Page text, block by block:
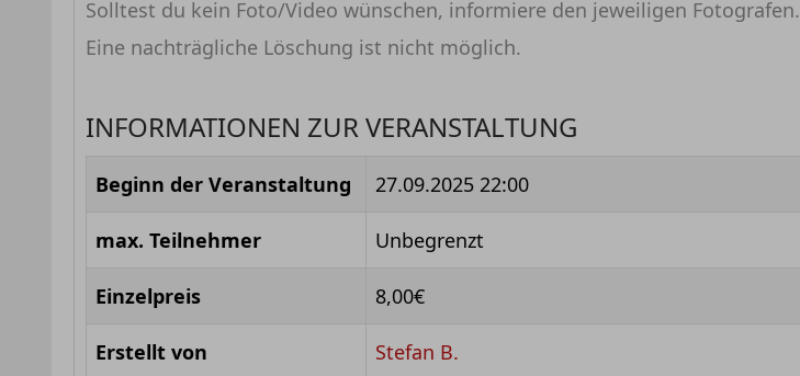
Solltest du kein Foto/Video wünschen, informiere den jeweiligen Fotografen.
Eine nachträgliche Löschung ist nicht möglich.
INFORMATIONEN ZUR VERANSTALTUNG
Beginn der Veranstaltung 27.09.2025 22:00
max. Teilnehmer Unbegrenzt
Einzelpreis 8,00€
Erstellt von Stefan B.